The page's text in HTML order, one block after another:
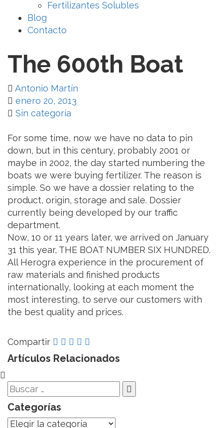
Fertilizantes Solubles
Blog
Contacto
The 600th Boat
Antonio Martín
enero 20, 2013
Sin categoría
For some time, now we have no data to pin
down, but in this century, probably 2001 or
maybe in 2002, the day started numbering the
boats we were buying fertilizer. The reason is
simple. So we have a dossier relating to the
product, origin, storage and sale. Dossier
currently being developed by our traffic
department.
Now, 10 or 11 years later, we arrived on January
31 this year, THE BOAT NUMBER SIX HUNDRED.
All Herogra experience in the procurement of
raw materials and finished products
internationally, looking at each moment the
most interesting, to serve our customers with
the best quality and prices.
Compartir
Artículos Relacionados
Categorías
Categorías